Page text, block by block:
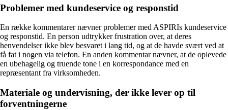
Problemer med kundeservice og responstid
En række kommentarer nævner problemer med ASPIRIs kundeservice
og responstid. En person udtrykker frustration over, at deres
henvendelser ikke blev besvaret i lang tid, og at de havde svært ved at
få fat i nogen via telefon. En anden kommentar nævner, at de oplevede
en ubehagelig og truende tone i en korrespondance med en
repræsentant fra virksomheden.
Materiale og undervisning, der ikke lever op til
forventningerne